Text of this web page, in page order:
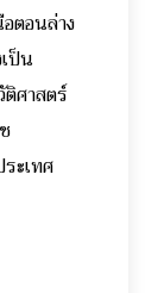
ตอนล่าง
ป็น
ศาสตร์
ะเทศ